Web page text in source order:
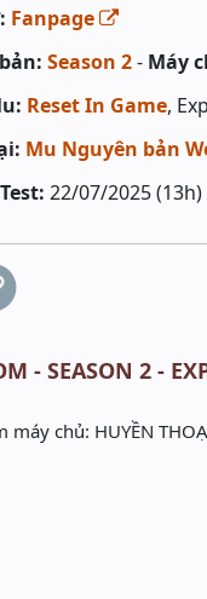
Fanpage
Season 2- Máy
Reset In Game,
Mu Nguyên bản
22/07/2025 (13h)
- SEASON 2 -
máy chủ: HUYỀN